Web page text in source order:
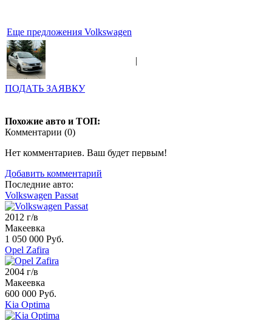
Еще предложения Volkswagen
|
ПОДАТЬ ЗАЯВКУ
Похожие авто и ТОП:
Комментарии (0)
Нет комментариев. Ваш будет первым!
Добавить комментарий
Последние авто:
Volkswagen Passat
2012 г/в
Макеевка
1 050 000 Руб.
Opel Zafira
2004 г/в
Макеевка
600 000 Руб.
Kia Optima